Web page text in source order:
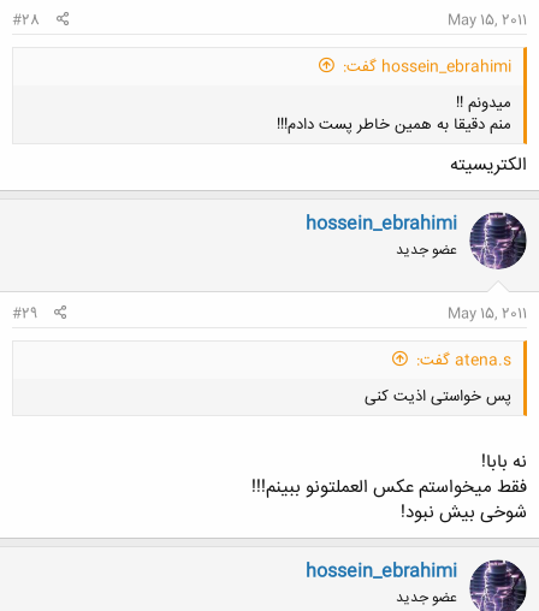
May 15, 2011
#28
hossein_ebrahimi گفت:
میدونم !!
منم دقیقا به همین خاطر پست دادم!!!
الکتریسیته
hossein_ebrahimi
عضو جدید
May 15, 2011
#29
atena.s گفت:
پس خواستی اذیت کنی
کلیک کنید تا باز شود...
نه بابا!
فقط میخواستم عکس العملتونو ببینم!!!
شوخی بیش نبود!
hossein_ebrahimi
عضو جدید